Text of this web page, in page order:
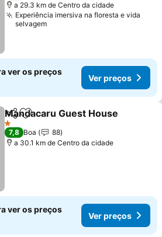
a 29.3 km de Centro da cidade
Experiência imersiva na floresta e vida
selvagem
ver os preços
Ver preços
PartilharAdicionar aos favoritos
Mandacaru Guest House
1 Estrelas
7,8 Boa
88
a 30.1 km de Centro da cidade
ver os preços
Ver preços